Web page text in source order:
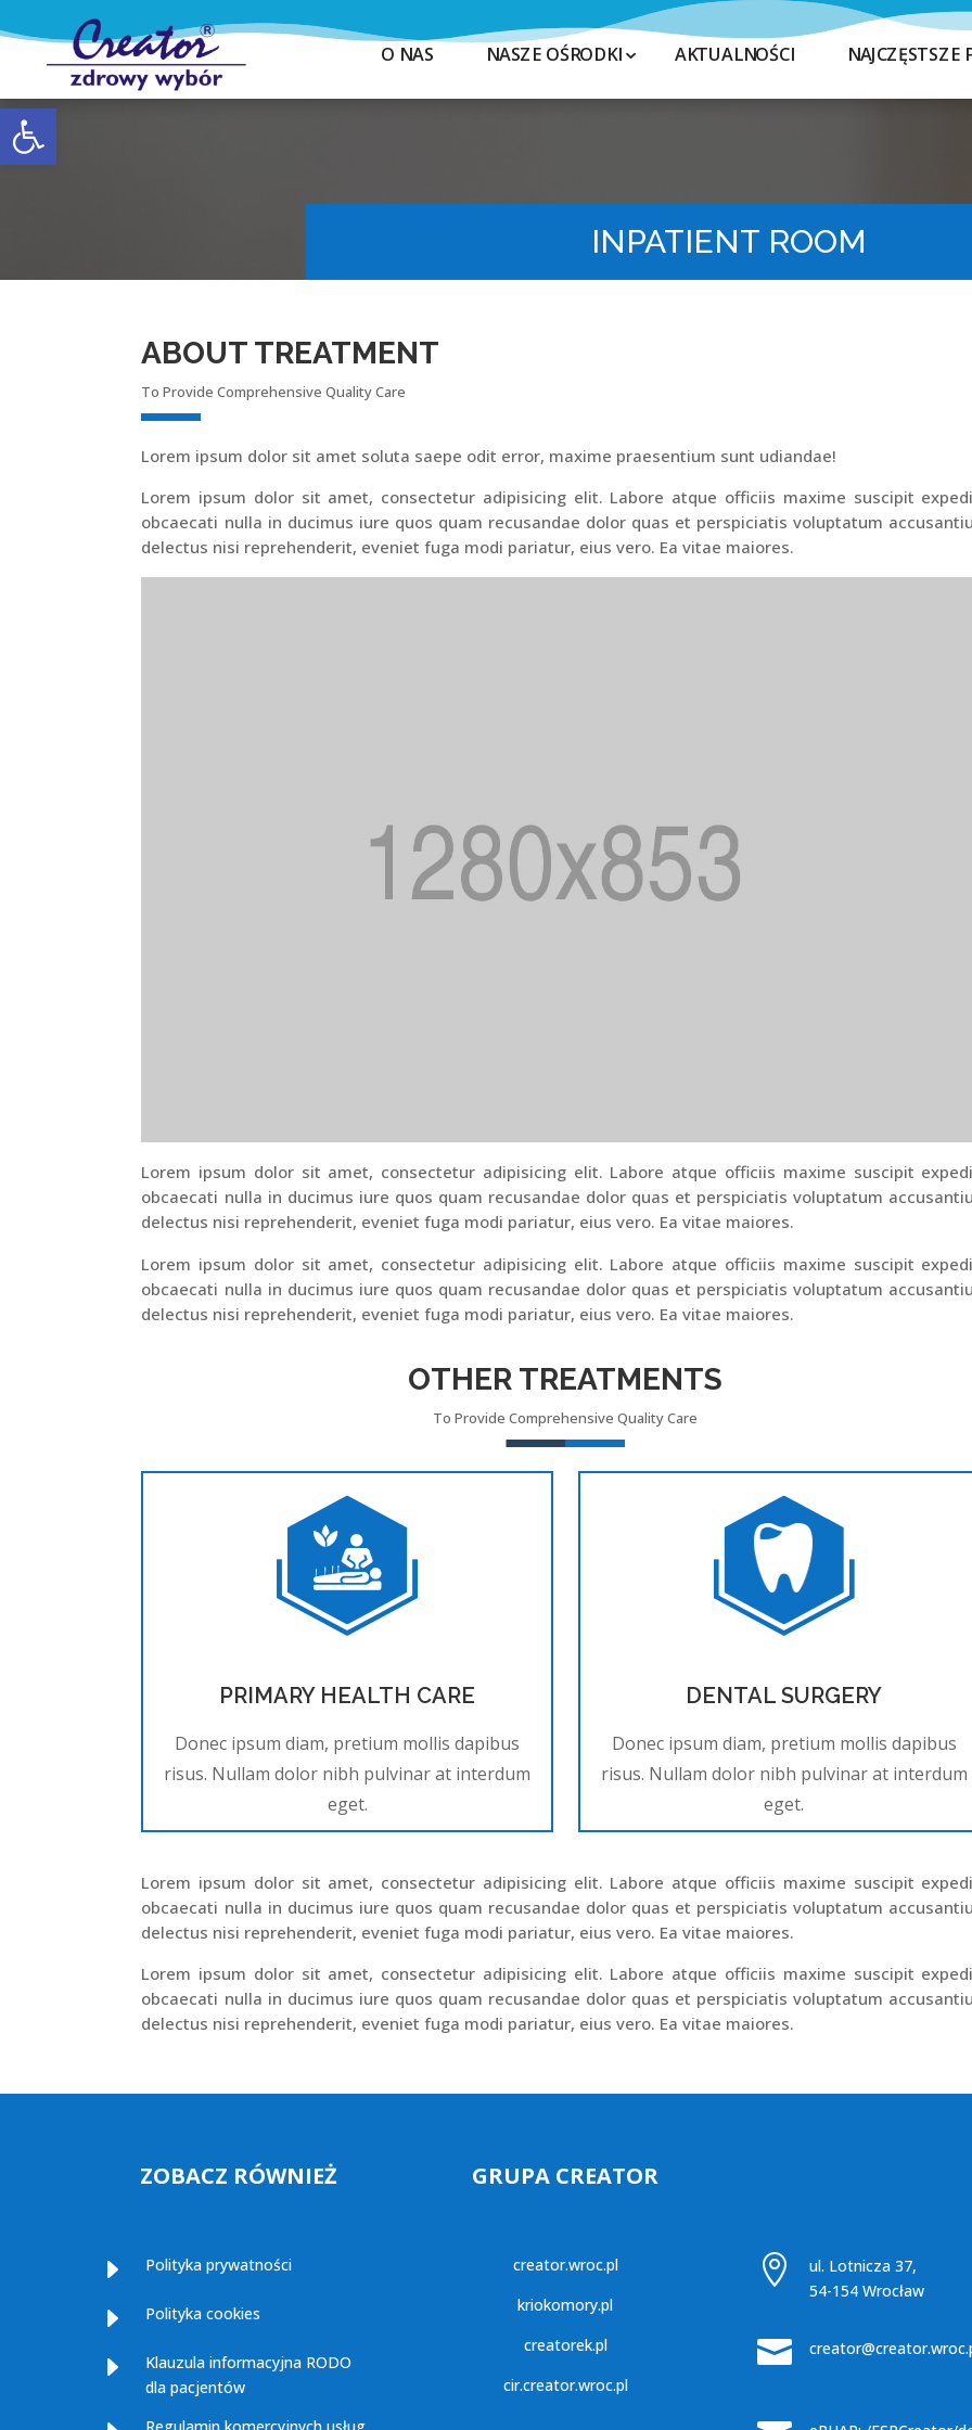
Otwórz pasek narzędzi
O NAS NASZE OŚRODKI AKTUALNOŚCI NAJCZĘSTSZE
INPATIENT ROOM
ABOUT TREATMENT
To Provide Comprehensive Quality Care
Lorem ipsum dolor sit amet soluta saepe odit error, maxime praesentium sunt udiandae!
Lorem ipsum dolor sit amet, consectetur adipisicing elit. Labore atque officiis maxime suscipit
obcaecati nulla in ducimus iure quos quam recusandae dolor quas et perspiciatis voluptatum
delectus nisi reprehenderit, eveniet fuga modi pariatur, eius vero. Ea vitae maiores.
Lorem ipsum dolor sit amet, consectetur adipisicing elit. Labore atque officiis maxime suscipit
obcaecati nulla in ducimus iure quos quam recusandae dolor quas et perspiciatis voluptatum
delectus nisi reprehenderit, eveniet fuga modi pariatur, eius vero. Ea vitae maiores.
Lorem ipsum dolor sit amet, consectetur adipisicing elit. Labore atque officiis maxime suscipit
obcaecati nulla in ducimus iure quos quam recusandae dolor quas et perspiciatis voluptatum
delectus nisi reprehenderit, eveniet fuga modi pariatur, eius vero. Ea vitae maiores.
OTHER TREATMENTS
To Provide Comprehensive Quality Care
PRIMARY HEALTH CARE
Donec ipsum diam, pretium mollis dapibus
risus. Nullam dolor nibh pulvinar at interdum
eget.
DENTAL SURGERY
Donec ipsum diam, pretium mollis dapibus
risus. Nullam dolor nibh pulvinar at interdum
eget.
Lorem ipsum dolor sit amet, consectetur adipisicing elit. Labore atque officiis maxime suscipit
obcaecati nulla in ducimus iure quos quam recusandae dolor quas et perspiciatis voluptatum
delectus nisi reprehenderit, eveniet fuga modi pariatur, eius vero. Ea vitae maiores.
Lorem ipsum dolor sit amet, consectetur adipisicing elit. Labore atque officiis maxime suscipit
obcaecati nulla in ducimus iure quos quam recusandae dolor quas et perspiciatis voluptatum
delectus nisi reprehenderit, eveniet fuga modi pariatur, eius vero. Ea vitae maiores.
ZOBACZ RÓWNIEŻ
E Polityka prywatności
E Polityka cookies
E
Klauzula informacyjna RODO
dla pacjentów
GRUPA CREATOR
creator.wroc.pl
kriokomory.pl
creatorek.pl
cir.creator.wroc.pl

ul. Lotnicza 37,
54-154 Wrocław
